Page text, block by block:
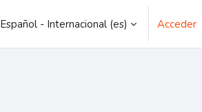
Español - Internacional ‎(es)‎ Acceder